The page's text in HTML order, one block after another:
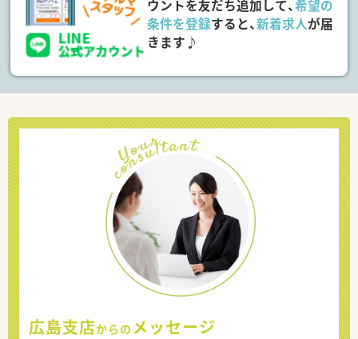
ウントを友だち追加して、希望の
条件を登録すると、新着求人が届
きます♪
広島支店からの メッセージ